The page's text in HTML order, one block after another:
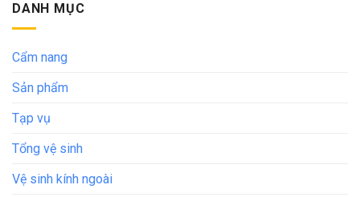
DANH MỤC
Cẩm nang
Sản phẩm
Tạp vụ
Tổng vệ sinh
Vệ sinh kính ngoài